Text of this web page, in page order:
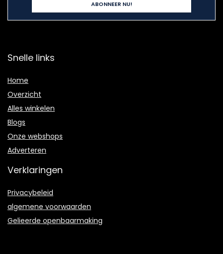
Snelle links
Home
Overzicht
Alles winkelen
Blogs
Onze webshops
Adverteren
Verklaringen
Privacybeleid
algemene voorwaarden
Gelieerde openbaarmaking